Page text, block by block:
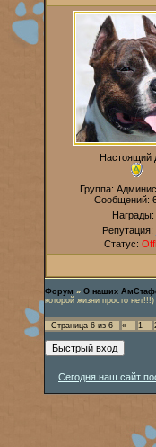
Настоящий
Группа:
Сообщений:
Награды:
Репутация:
Статус:
Форум » О наших
которой жизни просто нет!!!)
Страница 6 из 6 « 1
Сегодня наш сайт